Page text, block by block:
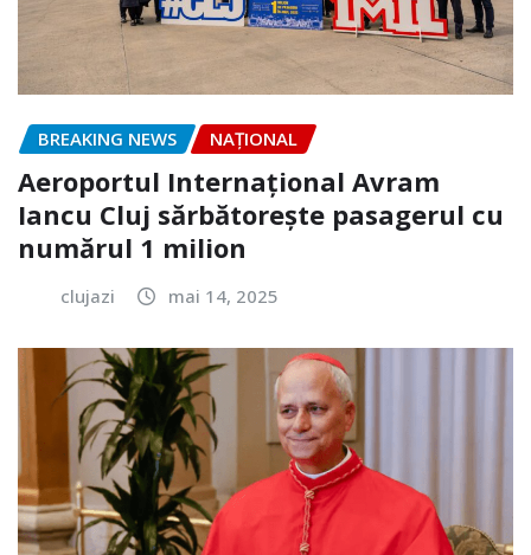
BREAKING NEWS NAŢIONAL
Aeroportul Internaţional Avram
Iancu Cluj sărbătorește pasagerul cu
numărul 1 milion
clujazi mai 14, 2025